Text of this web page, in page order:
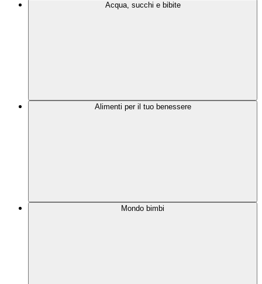
Acqua, succhi e bibite
Alimenti per il tuo benessere
Mondo bimbi